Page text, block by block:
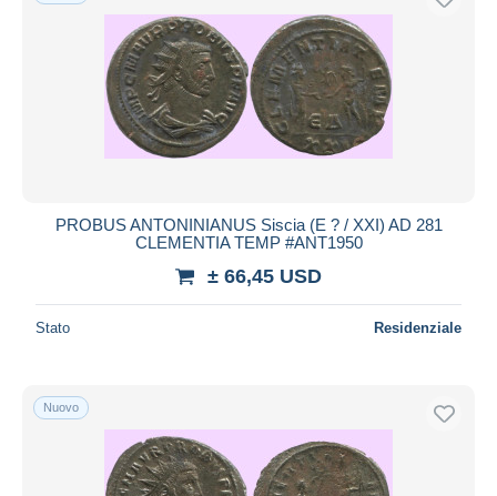
PROBUS ANTONINIANUS Siscia (E ? / XXI) AD 281
CLEMENTIA TEMP #ANT1950
± 66,45 USD
Stato Residenziale
Nuovo